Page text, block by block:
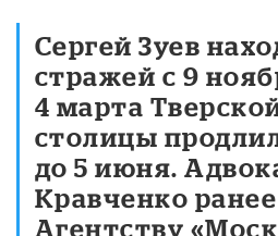
Сергей Зуев
стражей с 9
4 марта
столицы
до 5 июня.
Кравченко
Агентству